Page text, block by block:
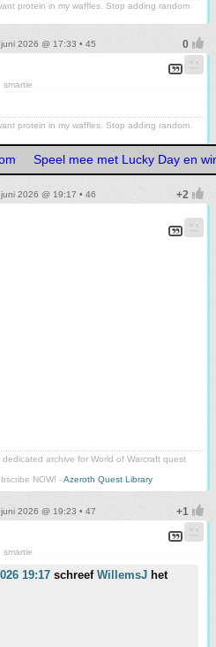
protein in my waffles. Stop adding random
2026 @ 17:33 • 45
smartie
protein in my waffles. Stop adding random
Speel mee met Lucky Day en
2026 @ 19:17 • 46
archive for World of Warcraft quest
NOW! -Azeroth Quest Library
2026 @ 19:23 • 47
smartie
19:17 schreef WillemsJ het